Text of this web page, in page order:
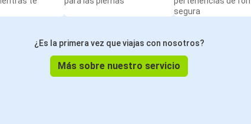
segura
¿Es la primera vez que viajas con nosotros?
Más sobre nuestro servicio